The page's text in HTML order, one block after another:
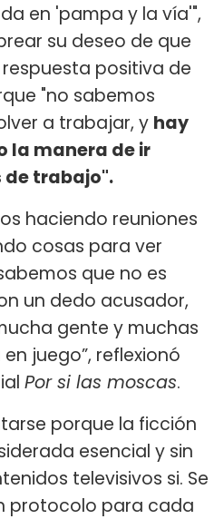
en 'pampa y la vía'",
su deseo de que
positiva de
"no sabemos
a trabajar, y hay
la manera de ir
de trabajo".
haciendo reuniones
cosas para ver
que no es
un dedo acusador,
gente y muchas
juego”, reflexionó
Por si las moscas.
porque la ficción
esencial y sin
televisivos si. Se
protocolo para cada